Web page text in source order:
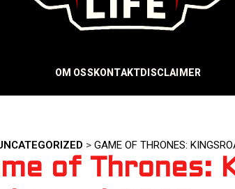
OM OSS KONTAKTDISCLAIMER
> GAME OF THRONES:
of Thrones: